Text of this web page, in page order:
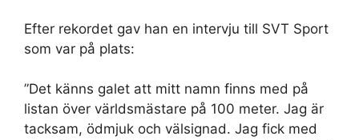
Efter rekordet gav han en intervju till SVT Sport
som var på plats:
”Det känns galet att mitt namn finns med på
listan över världsmästare på 100 meter. Jag är
tacksam, ödmjuk och välsignad. Jag fick med